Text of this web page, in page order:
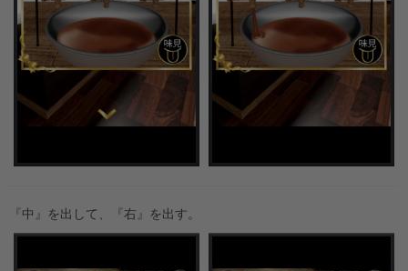
『中』を出して、『右』を出す。